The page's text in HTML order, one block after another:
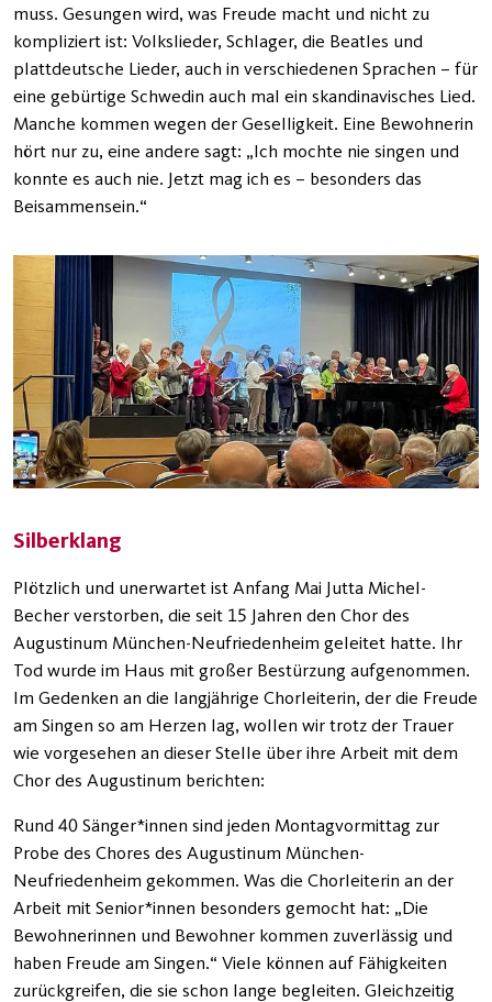
muss. Gesungen wird, was Freude macht und nicht zu
kompliziert ist: Volkslieder, Schlager, die Beatles und
plattdeutsche Lieder, auch in verschiedenen Sprachen – für
eine gebürtige Schwedin auch mal ein skandinavisches Lied.
Manche kommen wegen der Geselligkeit. Eine Bewohnerin
hört nur zu, eine andere sagt: „Ich mochte nie singen und
konnte es auch nie. Jetzt mag ich es – besonders das
Beisammensein.“
Silberklang
Plötzlich und unerwartet ist Anfang Mai Jutta Michel-
Becher verstorben, die seit 15 Jahren den Chor des
Augustinum München-Neufriedenheim geleitet hatte. Ihr
Tod wurde im Haus mit großer Bestürzung aufgenommen.
Im Gedenken an die langjährige Chorleiterin, der die Freude
am Singen so am Herzen lag, wollen wir trotz der Trauer
wie vorgesehen an dieser Stelle über ihre Arbeit mit dem
Chor des Augustinum berichten:
Rund 40 Sänger*innen sind jeden Montagvormittag zur
Probe des Chores des Augustinum München-
Neufriedenheim gekommen. Was die Chorleiterin an der
Arbeit mit Senior*innen besonders gemocht hat: „Die
Bewohnerinnen und Bewohner kommen zuverlässig und
haben Freude am Singen.“ Viele können auf Fähigkeiten
zurückgreifen, die sie schon lange begleiten. Gleichzeitig